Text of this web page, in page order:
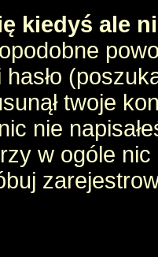
kiedyś ale
hasło
twoje
nie
w ogóle